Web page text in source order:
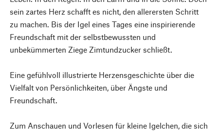
sein zartes Herz schafft es nicht, den allerersten Schritt
zu machen. Bis der Igel eines Tages eine inspirierende
Freundschaft mit der selbstbewussten und
unbekümmerten Ziege Zimtundzucker schließt.
Eine gefühlvoll illustrierte Herzensgeschichte über die
Vielfalt von Persönlichkeiten, über Ängste und
Freundschaft.
Zum Anschauen und Vorlesen für kleine Igelchen, die sich